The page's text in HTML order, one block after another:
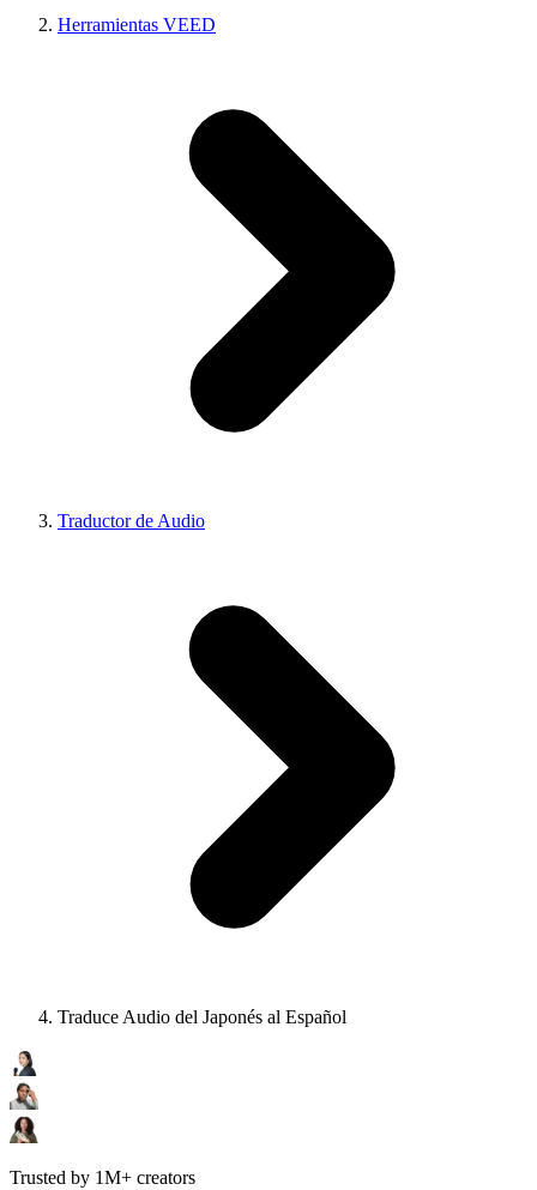
Herramientas VEED
Traductor de Audio
Traduce Audio del Japonés al Español
Trusted by 1M+ creators